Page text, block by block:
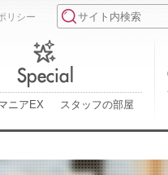
リシー
ニアEX スタッフの部屋